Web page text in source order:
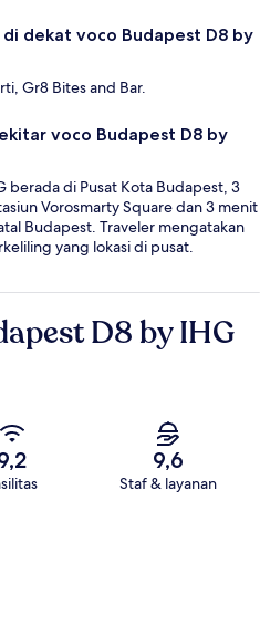
dekat voco Budapest D8 by
Gr8 Bites and Bar.
voco Budapest D8 by
berada di Pusat Kota Budapest, 3
Vorosmarty Square dan 3 menit
Budapest. Traveler mengatakan
yang lokasi di pusat.
D8 by IHG
9,6
Staf & layanan